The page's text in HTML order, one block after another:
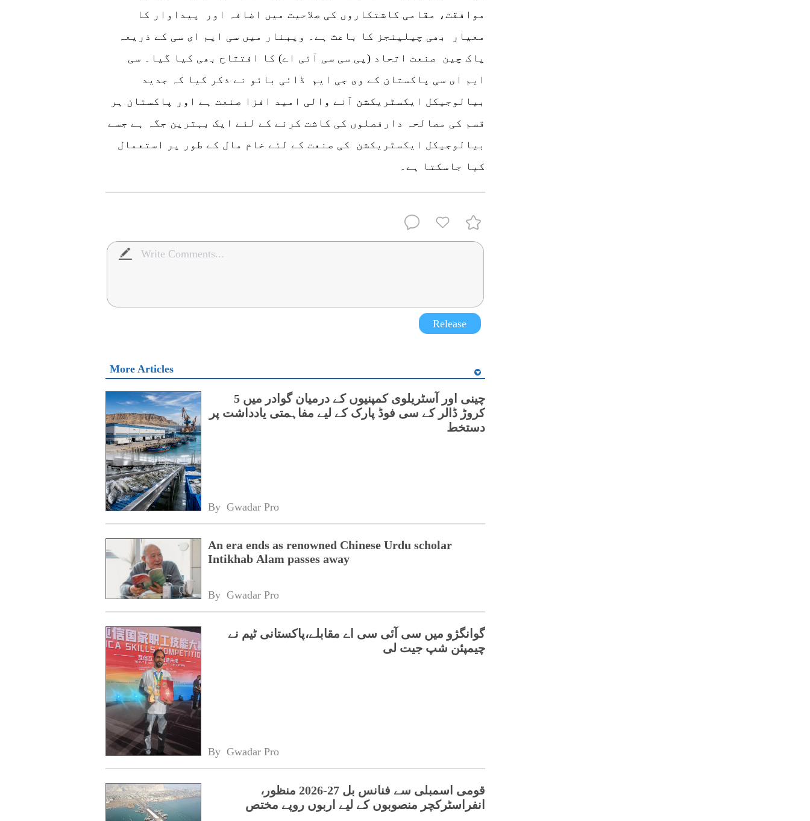
موافقت، مقامی کاشتکاروں کی صلاحیت میں اضافہ اور پیداوار کا
معیار بھی چیلینجز کا باعث ہے۔ ویبنار میں سی ایم ای سی کے ذریعہ
پاک چین صنعت اتحاد (پی سی سی آئی اے) کا افتتاح بھی کیا گیا۔ سی
ایم ای سی پاکستان کے وی جی ایم ڈائی بائو نے ذکر کیا کہ جدید
بیالوجیکل ایکسٹریکشن آنے والی امید افزا صنعت ہے اور پاکستان ہر
قسم کی مصالحہ دارفصلوں کی کاشت کرنے کے لئے ایک بہترین جگہ ہے جسے
بیالوجیکل ایکسٹریکشن کی صنعت کے لئے خام مال کے طور پر استعمال
کیا جاسکتا ہے۔
Release
More Articles
چینی اور آسٹریلوی کمپنیوں کے درمیان گوادر میں 5
کروڑ ڈالر کے سی فوڈ پارک کے لیے مفاہمتی یادداشت پر
دستخط
By Gwadar Pro
An era ends as renowned Chinese Urdu scholar
Intikhab Alam passes away
By Gwadar Pro
گوانگژو میں سی آئی سی اے مقابلے،پاکستانی ٹیم نے
چیمپئن شپ جیت لی
By Gwadar Pro
قومی اسمبلی سے فنانس بل 27-2026 منظور،
انفراسٹرکچر منصوبوں کے لیے اربوں روپے مختص